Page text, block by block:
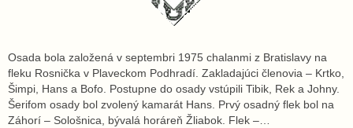
Osada bola založená v septembri 1975 chalanmi z Bratislavy na
fleku Rosnička v Plaveckom Podhradí. Zakladajúci členovia – Krtko,
Šimpi, Hans a Bofo. Postupne do osady vstúpili Tibik, Rek a Johny.
Šerifom osady bol zvolený kamarát Hans. Prvý osadný flek bol na
Záhorí – Sološnica, bývalá horáreň Žliabok. Flek –…